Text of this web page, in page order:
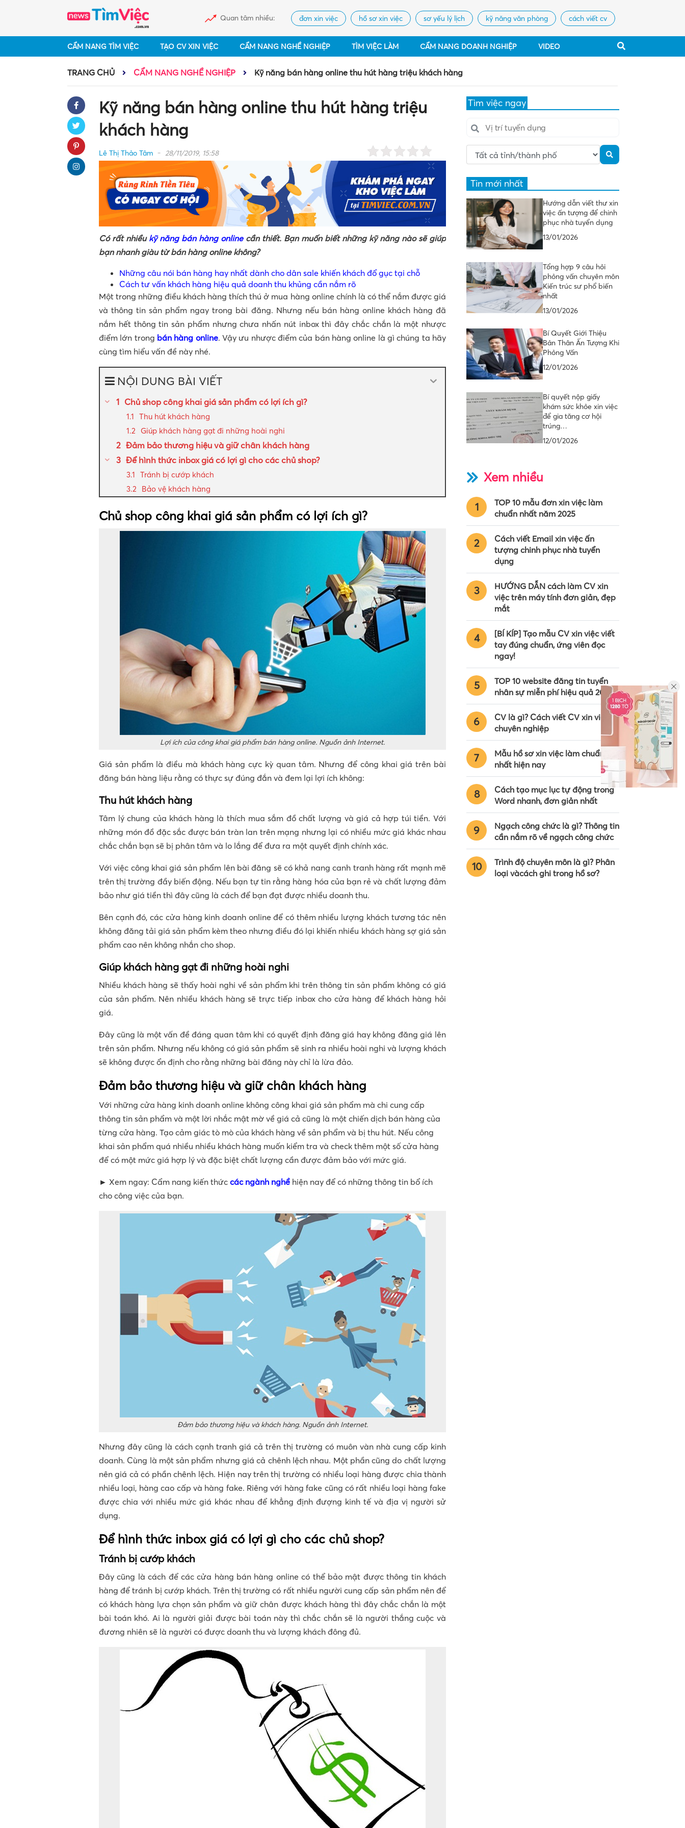
Quan tâm nhiều: đơn xin việc hồ sơ xin việc sơ yếu lý lịch kỹ năng văn phòng cách viết cv
CẨM NANG TÌM VIỆC TẠO CV XIN VIỆC CẨM NANG NGHỀ NGHIỆP TÌM VIỆC LÀM CẨM NANG DOANH NGHIỆP VIDEO
TRANG CHỦ CẨM NANG NGHỀ NGHIỆP Kỹ năng bán hàng online thu hút hàng triệu khách hàng
Kỹ năng bán hàng online thu hút hàng triệu
khách hàng
Lê Thị Thảo Tâm 28/11/2019, 15:58
Có rất nhiều kỹ năng bán hàng onlinecần thiết. Bạn muốn biết những kỹ năng nào sẽ giúp
bạn nhanh giàu từ bán hàng online không?
Những câu nói bán hàng hay nhất dành cho dân sale khiến khách đổ gục tại chỗ
Cách tư vấn khách hàng hiệu quả doanh thu khủng cần nắm rõ
Một trong những điều khách hàng thích thú ở mua hàng online chính là có thể nắm được giá
và thông tin sản phẩm ngay trong bài đăng. Nhưng nếu bán hàng online khách hàng đã
nắm hết thông tin sản phẩm nhưng chưa nhấn nút inbox thì đây chắc chắn là một nhược
điểm lớn trong bán hàng online. Vậy ưu nhược điểm của bán hàng online là gì chúng ta hãy
cùng tìm hiểu vấn đề này nhé.
NỘI DUNG BÀI VIẾT
Chủ shop công khai giá sản phẩm có lợi ích gì?
Thu hút khách hàng
Giúp khách hàng gạt đi những hoài nghi
Đảm bảo thương hiệu và giữ chân khách hàng
Để hình thức inbox giá có lợi gì cho các chủ shop?
Tránh bị cướp khách
Bảo vệ khách hàng
Chủ shop công khai giá sản phẩm có lợi ích gì?
Lợi ích của công khai giá phẩm bán hàng online. Nguồn ảnh Internet.
Giá sản phẩm là điều mà khách hàng cực kỳ quan tâm. Nhưng để công khai giá trên bài
đăng bán hàng liệu rằng có thực sự đúng đắn và đem lại lợi ích không:
Thu hút khách hàng
Tâm lý chung của khách hàng là thích mua sắm đồ chất lượng và giá cả hợp túi tiền. Với
những món đồ đặc sắc được bán tràn lan trên mạng nhưng lại có nhiều mức giá khác nhau
chắc chắn bạn sẽ bị phân tâm và lo lắng để đưa ra một quyết định chính xác.
Với việc công khai giá sản phẩm lên bài đăng sẽ có khả nang canh tranh hàng rất mạnh mẽ
trên thị trường đầy biến động. Nếu bạn tự tin rằng hàng hóa của bạn rẻ và chất lượng đảm
bảo như giá tiền thì đây cũng là cách để bạn đạt được nhiều doanh thu.
Bên cạnh đó, các cửa hàng kinh doanh online để có thêm nhiều lượng khách tương tác nên
không đăng tải giá sản phẩm kèm theo nhưng điều đó lại khiến nhiều khách hàng sợ giá sản
phẩm cao nên không nhắn cho shop.
Giúp khách hàng gạt đi những hoài nghi
Nhiều khách hàng sẽ thấy hoài nghi về sản phẩm khi trên thông tin sản phẩm không có giá
của sản phẩm. Nên nhiều khách hàng sẽ trực tiếp inbox cho cửa hàng để khách hàng hỏi
giá.
Đây cũng là một vấn đề đáng quan tâm khi có quyết định đăng giá hay không đăng giá lên
trên sản phẩm. Nhưng nếu không có giá sản phẩm sẽ sinh ra nhiều hoài nghi và lượng khách
sẽ không được ổn định cho rằng những bài đăng này chỉ là lừa đảo.
Đảm bảo thương hiệu và giữ chân khách hàng
Với những cửa hàng kinh doanh online không công khai giá sản phẩm mà chi cung cấp
thông tin sản phẩm và một lời nhắc mật mờ về giá cả cũng là một chiến dịch bán hàng của
từng cửa hàng. Tạo cảm giác tò mò của khách hàng về sản phẩm và bị thu hút. Nếu công
khai sản phẩm quá nhiều nhiều khách hàng muốn kiểm tra và check thêm một số cửa hàng
để có một mức giá hợp lý và đặc biệt chất lượng cần được đảm bảo với mức giá.
► Xem ngay: Cẩm nang kiến thức các ngành nghề hiện nay để có những thông tin bổ ích
cho công việc của bạn.
Đảm bảo thương hiệu và khách hàng. Nguồn ảnh Internet.
Nhưng đây cũng là cách cạnh tranh giá cả trên thị trường có muôn vàn nhà cung cấp kinh
doanh. Cùng là một sản phẩm nhưng giá cả chênh lệch nhau. Một phần cũng do chất lượng
nên giá cả có phần chênh lệch. Hiện nay trên thị trường có nhiều loại hàng được chia thành
nhiều loại, hàng cao cấp và hàng fake. Riêng với hàng fake cũng có rất nhiều loại hàng fake
được chia với nhiều mức giá khác nhau để khẳng định đượng kinh tế và địa vị người sử
dụng.
Để hình thức inbox giá có lợi gì cho các chủ shop?
Tránh bị cướp khách
Đây cũng là cách để các cửa hàng bán hàng online có thể bảo mật được thông tin khách
hàng để tránh bị cướp khách. Trên thị trường có rất nhiều người cung cấp sản phẩm nên để
có khách hàng lựa chọn sản phẩm và giữ chân được khách hàng thì đây chắc chắn là một
bài toán khó. Ai là người giải được bài toán này thì chắc chắn sẽ là người thắng cuộc và
đương nhiên sẽ là người có được doanh thu và lượng khách đông đủ.
Tìm việc ngay
Tin mới nhất
Hướng dẫn viết thư xin
việc ấn tượng để chinh
phục nhà tuyển dụng
13/01/2026
Tổng hợp 9 câu hỏi
phỏng vấn chuyên môn
Kiến trúc sư phổ biến
nhất
13/01/2026
Bí Quyết Giới Thiệu
Bản Thân Ấn Tượng Khi
Phỏng Vấn
12/01/2026
Bí quyết nộp giấy
khám sức khỏe xin việc
để gia tăng cơ hội
trúng…
12/01/2026
Xem nhiều
1
TOP 10 mẫu đơn xin việc làm
chuẩn nhất năm 2025
2
Cách viết Email xin việc ấn
tượng chinh phục nhà tuyển
dụng
3
HƯỚNG DẪN cách làm CV xin
việc trên máy tính đơn giản, đẹp
mắt
4
[BÍ KÍP] Tạo mẫu CV xin việc viết
tay đúng chuẩn, ứng viên đọc
ngay!
5
TOP 10 website đăng tin tuyển
nhân sự miễn phí hiệu quả 2024
6
CV là gì? Cách viết CV xin việc
chuyên nghiệp
7
Mẫu hồ sơ xin việc làm chuẩn
nhất hiện nay
8
Cách tạo mục lục tự động trong
Word nhanh, đơn giản nhất
9
Ngạch công chức là gì? Thông tin
cần nắm rõ về ngạch công chức
10
Trình độ chuyên môn là gì? Phân
loại vàcách ghi trong hồ sơ?